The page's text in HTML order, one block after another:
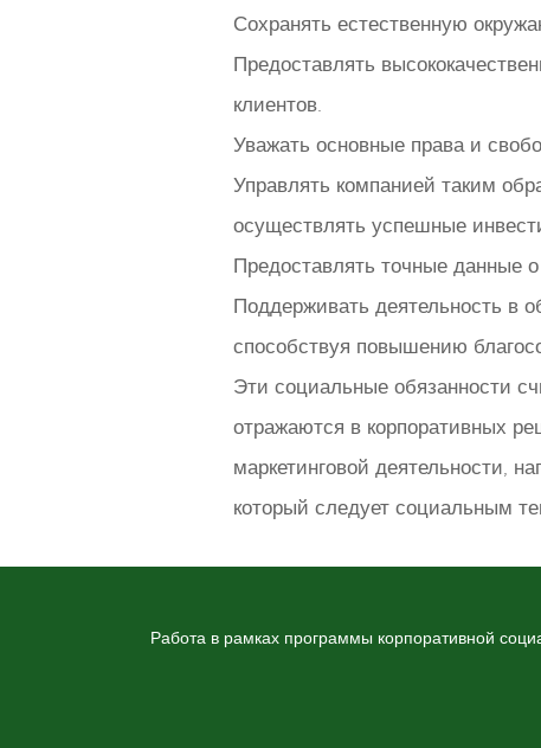
Сохранять естественную
Предоставлять
клиентов.
Уважать основные права и
Управлять компанией таким
осуществлять успешные
Предоставлять точные данные
Поддерживать деятельность в
способствуя повышению
Эти социальные обязанности
отражаются в корпоративных
маркетинговой деятельности,
который следует социальным
Работа в рамках программы корпоративной